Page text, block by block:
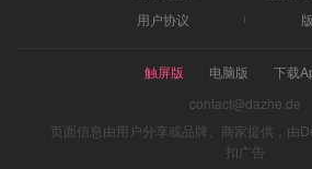
用户协议
触屏版 电脑版
下载
contact@dazhe.de
页面信息由用户分享或品牌、商家提供，由
扣广告